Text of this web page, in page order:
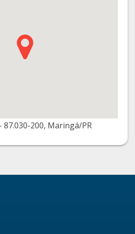
87.030-200, Maringá/PR